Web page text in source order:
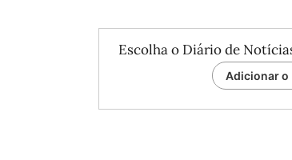
Escolha o Diário de
Adicionar o